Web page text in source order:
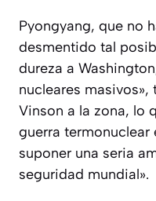
Pyongyang, que no
desmentido tal
dureza a
nucleares masivos»,
Vinson a la zona, lo
guerra
suponer una seria
seguridad mundial».